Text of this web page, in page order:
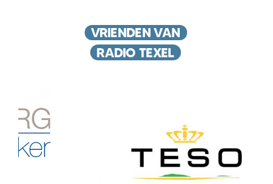
VRIENDEN VAN
RADIO TEXEL